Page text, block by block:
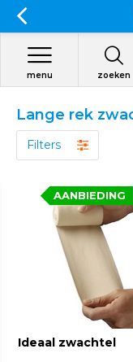
zoeken
menu
Lange rek
Filters
Ideaal zwachtel
AANBIEDING